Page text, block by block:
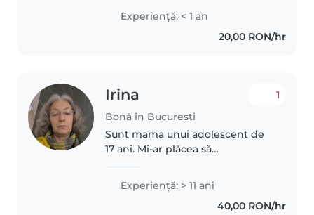
experiență în îngrijirea copiilor
de toate vârstele, inclusiv a celor
cu nevoi speciale. Imi place..
Experienţă: < 1 an
20,00 RON/hr
Irina
Bonă în București
1
Sunt mama unui adolescent de
17 ani. Mi-ar plăcea să
considerând că ne vom ajuta
reciproc, in cazul in care
concluzia va fi că suntem
Experienţă: > 11 ani
40,00 RON/hr